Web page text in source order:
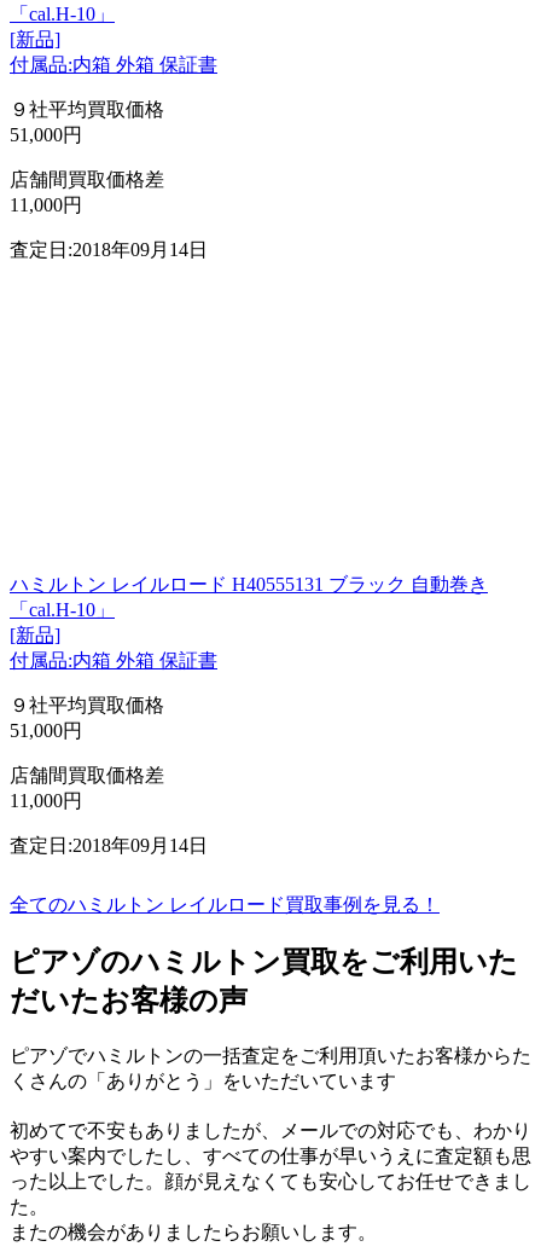
「cal.H-10」
[新品]
付属品:内箱 外箱 保証書
９社平均買取価格
51,000円
店舗間買取価格差
11,000円
査定日:2018年09月14日
ハミルトン レイルロード H40555131 ブラック 自動巻き
「cal.H-10」
[新品]
付属品:内箱 外箱 保証書
９社平均買取価格
51,000円
店舗間買取価格差
11,000円
査定日:2018年09月14日
全てのハミルトン レイルロード買取事例を見る！
ピアゾのハミルトン買取をご利用いた
だいたお客様の声
ピアゾでハミルトンの一括査定をご利用頂いたお客様からた
くさんの「ありがとう」をいただいています
初めてで不安もありましたが、メールでの対応でも、わかり
やすい案内でしたし、すべての仕事が早いうえに査定額も思
った以上でした。顔が見えなくても安心してお任せできまし
た。
またの機会がありましたらお願いします。